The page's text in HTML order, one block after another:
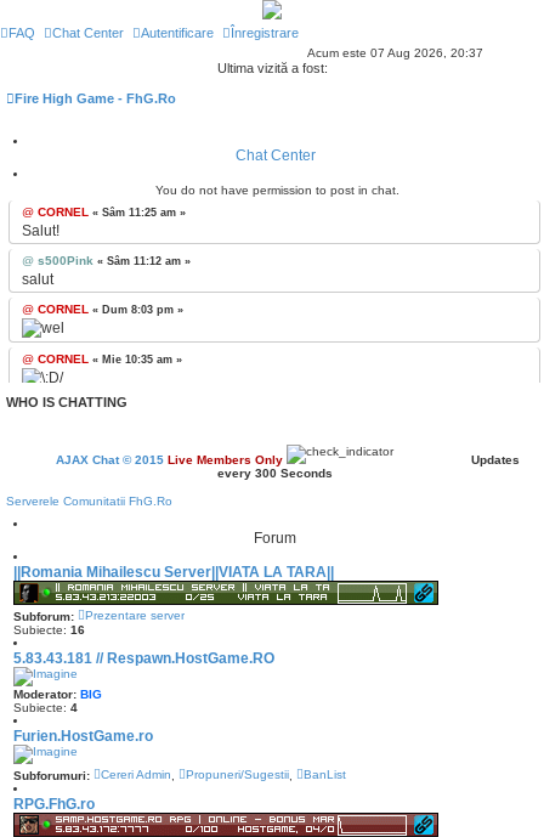
FAQ Chat Center Autentificare Înregistrare
Acum este 07 Aug 2026, 20:37
Ultima vizită a fost:
Fire High Game - FhG.Ro
Chat Center
You do not have permission to post in chat.
@ CORNEL « Sâm 11:25 am »
Salut!
@ s500Pink « Sâm 11:12 am »
salut
@ CORNEL « Dum 8:03 pm »
@ CORNEL « Mie 10:35 am »
@ CORNEL « Vin 11:18 am »
killer « Mie 3:57 pm »
@ CORNEL « Vin 2:49 pm »
@ CORNEL « Mie 6:25 pm »
Salut! ok
@ YanGv2 « Mar 1:08 am »
Salutari, Cornel, cand poti, te rog sa te uiti la mesajele din privat!
@ CORNEL
@ FanyGame
@ killer « Sâm 5:01 pm »
WHO IS CHATTING
AJAX Chat © 2015 Live Members Only
Updates
every 300Seconds
Serverele Comunitatii FhG.Ro
Forum
||Romania Mihailescu Server||VIATA LA TARA||
Subforum:
Prezentare server
Subiecte: 16
5.83.43.181 // Respawn.HostGame.RO
Moderator: BIG
Subiecte: 4
Furien.HostGame.ro
Subforumuri: Cereri Admin Propuneri/Sugestii BanList
RPG.FhG.ro